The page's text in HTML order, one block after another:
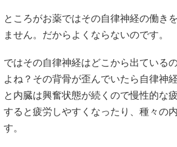
ところがお薬ではその自律神経の働き
ません。だからよくならないのです。
ではその自律神経はどこから出ている
よね？その背骨が歪んでいたら自律神
と内臓は興奮状態が続くので慢性的な
すると疲労しやすくなったり、種々の
す。